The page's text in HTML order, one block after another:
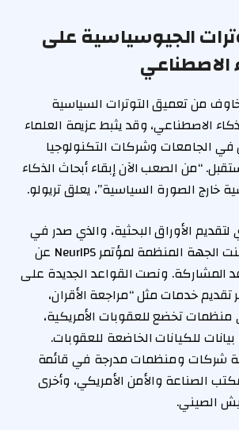
الجيوسياسية على
الاصطناعي
من تعميق التوترات السياسية
الاصطناعي، وقد يثبط عزيمة العلماء
في الجامعات وشركات التكنولوجيا
“من الصعب الآن إبقاء أبحاث الذكاء
خارج الصورة السياسية”، يعلق تريولو.
الأوراق البحثية، والذي صدر في
منتصف مارس، أعلنت الجهة المنظمة لمؤتمر NeurIPS عن
المشاركة. ونصت القواعد الجديدة على
تقديم خدمات مثل “مراجعة الأقران،
منظمات تخضع للعقوبات الأمريكية،
للكيانات الخاضعة للعقوبات.
شركات ومنظمات مدرجة في قائمة
الصناعة والأمن الأمريكي، وأخرى
الصيني.